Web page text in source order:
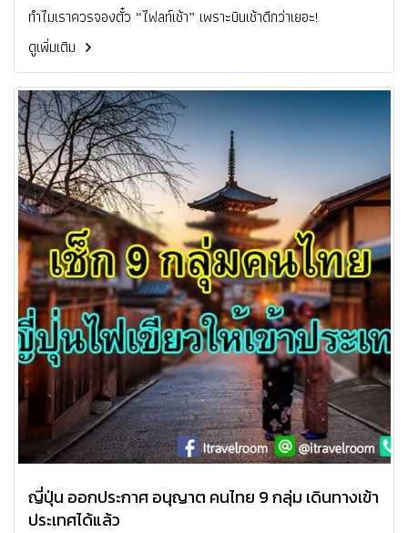
ทำไมเราควรจองตั๋ว “ไฟลท์เช้า” เพราะบินเช้าดีกว่าเยอะ!
ดูเพิ่มเติม
ญี่ปุ่น ออกประกาศ อนุญาต คนไทย 9 กลุ่ม เดินทางเข้า
ประเทศได้แล้ว